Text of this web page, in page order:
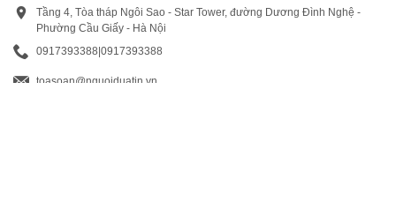
Tầng 4, Tòa tháp Ngôi Sao - Star Tower, đường Dương Đình Nghệ -
Phường Cầu Giấy - Hà Nội
0917393388 0917393388
toasoan@nguoiduatin.vn